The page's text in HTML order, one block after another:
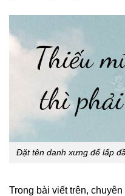
Đặt tên danh xưng để lấp
Trong bài viết trên,